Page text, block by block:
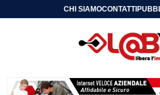
CHI SIAMOCONTATTI